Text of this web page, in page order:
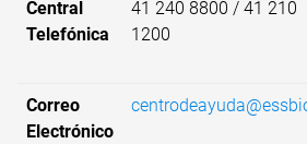
Central
Telefónica
41 240 8800 / 41 210
1200
Correo
Electrónico